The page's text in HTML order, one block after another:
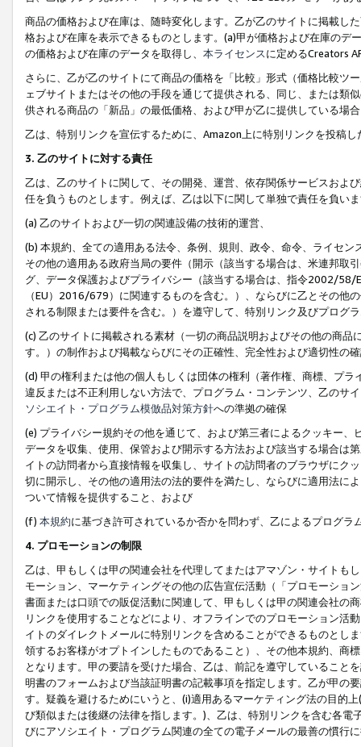
商品の価格および在庫は、随時変化します。乙が乙のサイトに掲載し
格および在庫を表示できるものとします。(a)甲が価格および在庫の
の価格および在庫のデータを取得し、 本ライセンスに定めるCreators
さらに、乙が乙のサイトにて商品の価格を「比較」形式（価格比較ツ
ェブサイトまたはその他の手段を通じて提供される、同じ、または類
供される商品の「新品」の最低価格、および甲が乙に提供している場
乙は、特別リンクを宣伝するために、Amazon上に特別リンクを投稿
3. 乙のサイトに対する責任
乙は、乙のサイトに関して、その開発、運営、依存関係サービスおよ
任を負うものとします。例えば、乙は以下に関して単独で責任を負い
(a) 乙のサイトおよび一切の関連設備の技術的運営、
(b) 本規約、全ての適用ある法令、条例、規則、政令、命令、ライセ
その他の適用ある政府当局の要件（開示（該当する場合は、米連邦取
グ、データ保護およびプライバシー（該当する場合は、指令2002/58/
（EU）2016/679）に関連するものを含む。）、ならびに乙とその他
される制限または要件を含む。）を遵守して、特別リンク及びプログ
(c) 乙のサイトに掲載される素材（一切の商品説明およびその他の商
す。）の制作および掲載ならびにその正確性、完全性および適切性の
(d) 甲の権利または他の個人もしくは団体の権利（著作権、商標、プ
違反または不正利用しない方法で、プログラム・コンテンツ、乙のサ
ソシエイト・プログラム模倣品対策方針への準拠の確保
(e) プライバシー規約その他を通じて、および第三者によるクッキー
データを収集、使用、保管および開示する方法および該当する場合は
イトの訪問者から直接情報を収集し、サイトの訪問者のブラウザにク
切に開示し、その他の適用法の法的要件を満たし、ならびに適用法に
ついて情報を提供すること、および
(f) 本規約に基づき許可されているか否かを問わず、乙によるプログ
4. プロモーションの制限
乙は、甲もしくは甲の関連会社を代理してまたはアマゾン・サイトも
モーション、マーケティングその他の広告宣伝活動（「プロモーショ
書面または口頭での販促活動に関連して、甲もしくは甲の関連会社の
リンクを使用することなどにより、オフラインでのプロモーション活
イトのダイレクトメールに特別リンクを含めることができるものとし
領するお客様がオプトインしたものであること）、その他本規約、商
となります。甲の要請を受けた場合、乙は、前記を遵守していること
明書のフォームおよび当該証明書の記載事項を指定します。乙が甲の
す。疑義を避けるためにいうと、(i)適用あるマーケティング法の目的
び類似または後継の法律を指します。)、乙は、特別リンクを含む各
びにアソシエイト・プログラム関連の全ての電子メールの最善の慣行